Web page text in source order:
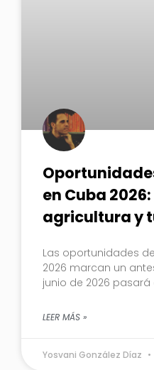
en Cuba
agricultura y
Las oportunidades
2026 marcan un
junio de 2026
LEER MÁS »
Yosvani González Díaz